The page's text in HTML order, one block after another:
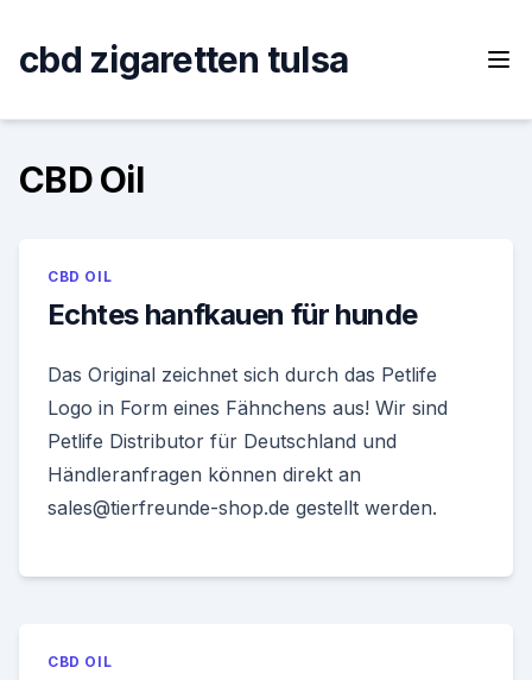
content
cbd zigaretten tulsa
CBD Oil
CBD OIL
Echtes hanfkauen für hunde
Das Original zeichnet sich durch das Petlife
Logo in Form eines Fähnchens aus! Wir sind
Petlife Distributor für Deutschland und
Händleranfragen können direkt an
sales@tierfreunde-shop.de gestellt werden.
CBD OIL